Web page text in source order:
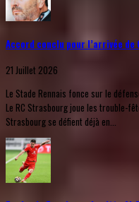
Accord conclu pour l’arrivée de
21 Juillet 2026
Le Stade Rennais fonce sur le
Le RC Strasbourg joue les trouble-
Strasbourg se défient déjà en...